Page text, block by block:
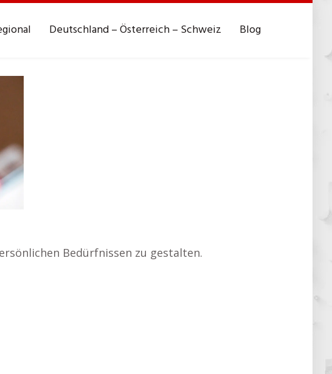
Deutschland – Österreich – Schweiz Blog
Bedürfnissen zu gestalten.